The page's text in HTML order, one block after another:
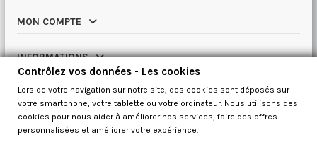
MON COMPTE
INFORMATIONS
NOTRE CATALOGUE
QUI SOMMES NOUS
Contrôlez vos données - Les cookies
Lors de votre navigation sur notre site, des cookies sont déposés sur
votre smartphone, votre tablette ou votre ordinateur. Nous utilisons des
cookies pour nous aider à améliorer nos services, faire des offres
personnalisées et améliorer votre expérience.